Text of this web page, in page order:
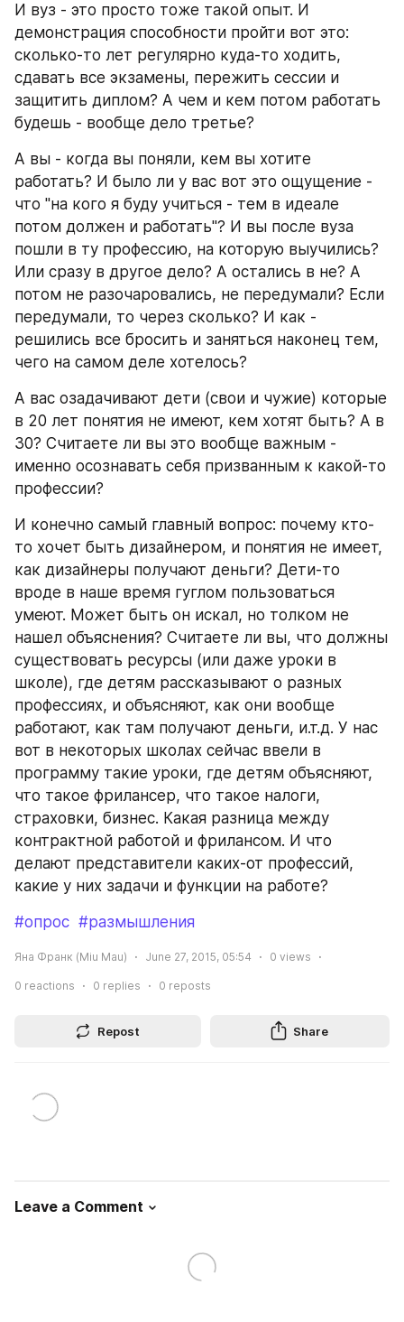
И вуз - это просто тоже такой опыт. И
демонстрация способности пройти вот это:
сколько-то лет регулярно куда-то ходить,
сдавать все экзамены, пережить сессии и
защитить диплом? А чем и кем потом работать
будешь - вообще дело третье?
А вы - когда вы поняли, кем вы хотите
работать? И было ли у вас вот это ощущение -
что "на кого я буду учиться - тем в идеале
потом должен и работать"? И вы после вуза
пошли в ту профессию, на которую выучились?
Или сразу в другое дело? А остались в не? А
потом не разочаровались, не передумали? Если
передумали, то через сколько? И как -
решились все бросить и заняться наконец тем,
чего на самом деле хотелось?
А вас озадачивают дети (свои и чужие) которые
в 20 лет понятия не имеют, кем хотят быть? А в
30? Считаете ли вы это вообще важным -
именно осознавать себя призванным к какой-то
профессии?
И конечно самый главный вопрос: почему кто-
то хочет быть дизайнером, и понятия не имеет,
как дизайнеры получают деньги? Дети-то
вроде в наше время гуглом пользоваться
умеют. Может быть он искал, но толком не
нашел объяснения? Считаете ли вы, что должны
существовать ресурсы (или даже уроки в
школе), где детям рассказывают о разных
профессиях, и объясняют, как они вообще
работают, как там получают деньги, и.т.д. У нас
вот в некоторых школах сейчас ввели в
программу такие уроки, где детям объясняют,
что такое фрилансер, что такое налоги,
страховки, бизнес. Какая разница между
контрактной работой и фрилансом. И что
делают представители каких-от профессий,
какие у них задачи и функции на работе?
#опрос #размышления
Яна Франк (Miu Mau) June 27, 2015, 05:54 0 views
0 reactions 0 replies 0 reposts
Repost Share
Leave a Comment